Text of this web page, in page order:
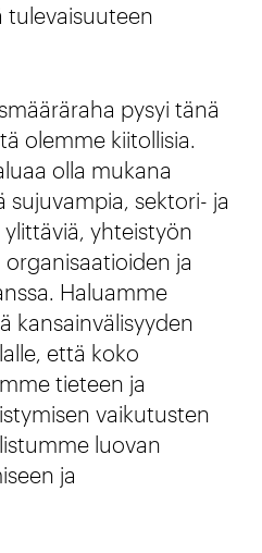
tulevaisuuteen
pysyi tänä
olemme kiitollisia.
olla mukana
sujuvampia, sektori- ja
yhteistyön
ja
Haluamme
kansainvälisyyden
että koko
tieteen ja
vaikutusten
luovan
ja